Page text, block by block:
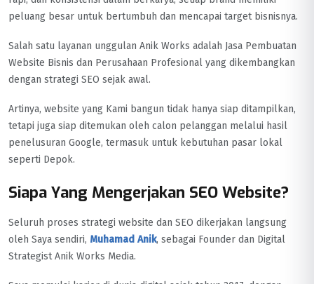
peluang besar untuk bertumbuh dan mencapai target bisnisnya.
Salah satu layanan unggulan Anik Works adalah Jasa Pembuatan
Website Bisnis dan Perusahaan Profesional yang dikembangkan
dengan strategi SEO sejak awal.
Artinya, website yang Kami bangun tidak hanya siap ditampilkan,
tetapi juga siap ditemukan oleh calon pelanggan melalui hasil
penelusuran Google, termasuk untuk kebutuhan pasar lokal
seperti Depok.
Siapa Yang Mengerjakan SEO Website?
Seluruh proses strategi website dan SEO dikerjakan langsung
oleh Saya sendiri, Muhamad Anik, sebagai Founder dan Digital
Strategist Anik Works Media.